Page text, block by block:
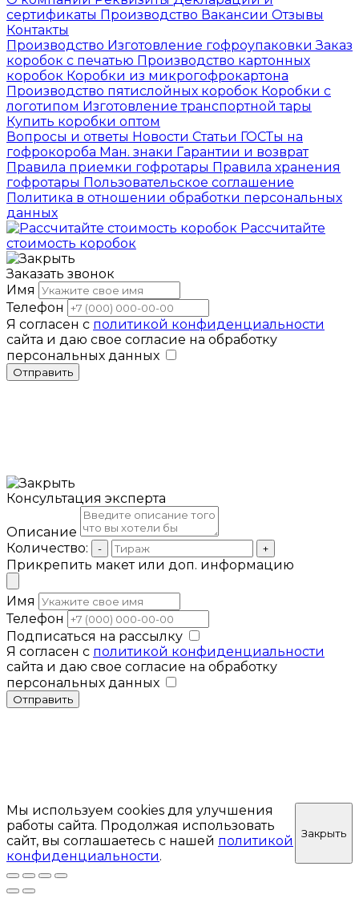
сертификаты Производство Вакансии Отзывы
Контакты
Производство Изготовление гофроупаковкиЗаказ
коробок с печатью Производство картонных
коробок Коробки из микрогофрокартона
Производство пятислойных коробок Коробки с
логотипом Изготовление транспортной тары
Купить коробки оптом
Вопросы и ответы Новости Статьи ГОСТы на
гофрокороба Ман. знаки Гарантии и возврат
Правила приемки гофротары Правила хранения
гофротары Пользовательское соглашение
Политика в отношении обработки персональных
данных
Рассчитайте
стоимость коробок
Заказать звонок
Имя
Телефон
Я согласен с политикой конфиденциальности
сайта и даю свое согласие на обработку
персональных данных
Отправить
Консультация эксперта
Описание
Количество:
- +
Прикрепить макет или доп. информацию
Имя
Телефон
Подписаться на рассылку
Я согласен с политикой конфиденциальности
сайта и даю свое согласие на обработку
персональных данных
Отправить
Мы используем cookies для улучшения
работы сайта. Продолжая использовать
сайт, вы соглашаетесь с нашей политикой
конфиденциальности.
Закрыть